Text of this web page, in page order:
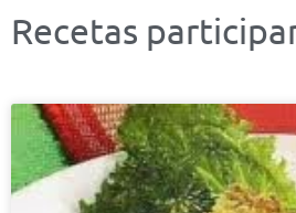
Recetas